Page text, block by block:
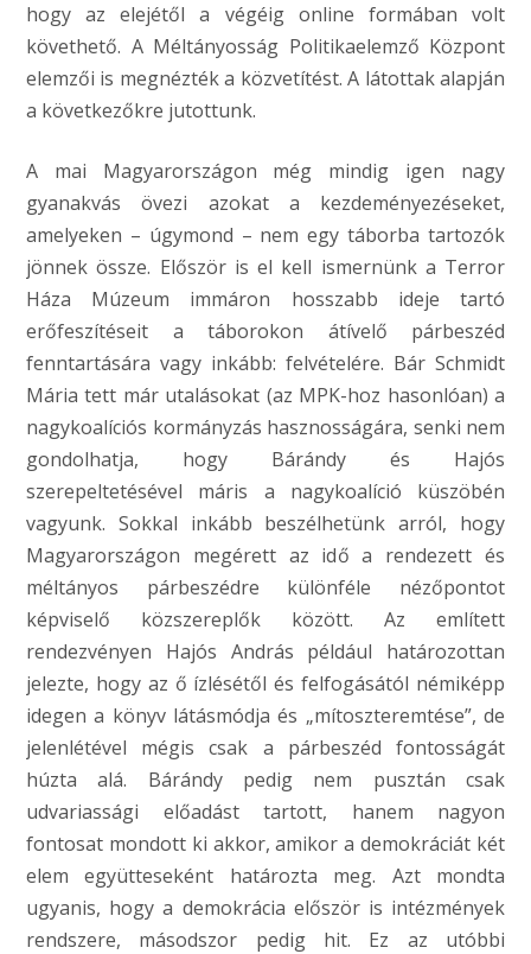
hogy az elejétől a végéig online formában volt
követhető. A Méltányosság Politikaelemző Központ
elemzői is megnézték a közvetítést. A látottak alapján
a következőkre jutottunk.
A mai Magyarországon még mindig igen nagy
gyanakvás övezi azokat a kezdeményezéseket,
amelyeken – úgymond – nem egy táborba tartozók
jönnek össze. Először is el kell ismernünk a Terror
Háza Múzeum immáron hosszabb ideje tartó
erőfeszítéseit a táborokon átívelő párbeszéd
fenntartására vagy inkább: felvételére. Bár Schmidt
Mária tett már utalásokat (az MPK-hoz hasonlóan) a
nagykoalíciós kormányzás hasznosságára, senki nem
gondolhatja, hogy Bárándy és Hajós
szerepeltetésével máris a nagykoalíció küszöbén
vagyunk. Sokkal inkább beszélhetünk arról, hogy
Magyarországon megérett az idő a rendezett és
méltányos párbeszédre különféle nézőpontot
képviselő közszereplők között. Az említett
rendezvényen Hajós András például határozottan
jelezte, hogy az ő ízlésétől és felfogásától némiképp
idegen a könyv látásmódja és „mítoszteremtése”, de
jelenlétével mégis csak a párbeszéd fontosságát
húzta alá. Bárándy pedig nem pusztán csak
udvariassági előadást tartott, hanem nagyon
fontosat mondott ki akkor, amikor a demokráciát két
elem együtteseként határozta meg. Azt mondta
ugyanis, hogy a demokrácia először is intézmények
rendszere, másodszor pedig hit. Ez az utóbbi